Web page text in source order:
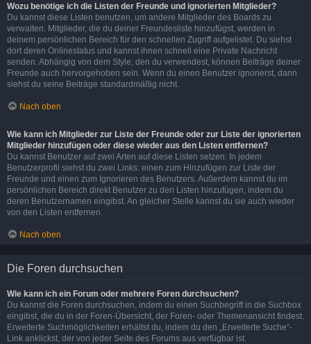
Wozu benötige ich die Listen der Freunde und ignorierten Mitglieder?
Du kannst diese Listen benutzen, um andere Mitglieder des Boards zu
verwalten. Mitglieder, die du deiner Freundesliste hinzufügst, werden in
deinem persönlichen Bereich für den schnellen Zugriff aufgelistet. Du siehst
dort deren Onlinestatus und kannst ihnen schnell eine Private Nachricht
senden. Abhängig von dem Style, den du verwendest, können Beiträge deiner
Freunde auch hervorgehoben sein. Wenn du einen Benutzer ignorierst, dann
siehst du seine Beiträge standardmäßig nicht.
Nach oben
Wie kann ich Mitglieder zur Liste der Freunde oder zur Liste der ignorierten
Mitglieder hinzufügen oder diese wieder aus den Listen entfernen?
Du kannst Benutzer auf zwei Arten auf diese Listen setzen: In jedem
Benutzerprofil siehst du zwei Links: einen zum Hinzufügen zur Liste der
Freunde und einen zum Ignorieren des Benutzers. Außerdem kannst du im
persönlichen Bereich direkt Benutzer zu den Listen hinzufügen, indem du
deren Benutzernamen eingibst. An gleicher Stelle kannst du sie auch wieder
von den Listen entfernen.
Nach oben
Die Foren durchsuchen
Wie kann ich ein Forum oder mehrere Foren durchsuchen?
Du kannst die Foren durchsuchen, indem du einen Suchbegriff in die Suchbox
eingibst, die du in der Foren-Übersicht, der Foren- oder Themenansicht findest.
Erweiterte Suchmöglichkeiten erhältst du, indem du den „Erweiterte Suche“-
Link anklickst, der von jeder Seite des Forums aus verfügbar ist.